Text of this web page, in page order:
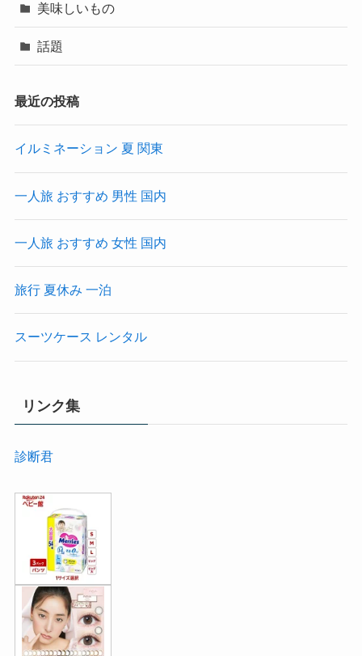
美味しいもの
話題
最近の投稿
イルミネーション 夏 関東
一人旅 おすすめ 男性 国内
一人旅 おすすめ 女性 国内
旅行 夏休み 一泊
スーツケース レンタル
リンク集
診断君